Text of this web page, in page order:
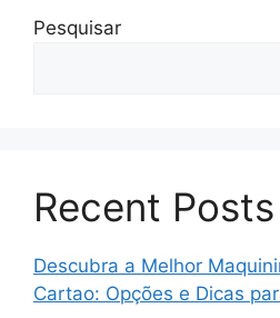
Pesquisar
Recent Posts
Descubra a Melhor
Cartao: Opções e Dicas